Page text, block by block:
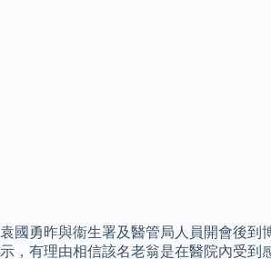
袁國勇昨與衞生署及醫管局人員開會後到
示，有理由相信該名老翁是在醫院內受到